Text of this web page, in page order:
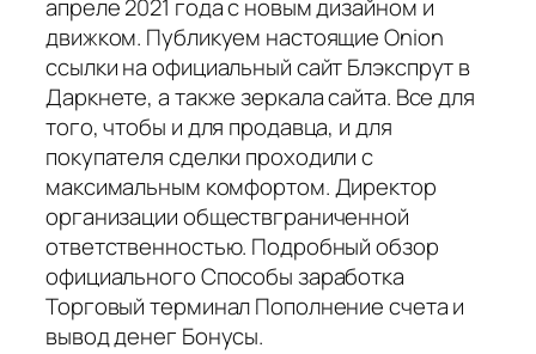
апреле 2021 года с новым дизайном и
движком. Публикуем настоящие Onion
ссылки на официальный сайт Блэкспрут в
Даркнете, а также зеркала сайта. Все для
того, чтобы и для продавца, и для
покупателя сделки проходили с
максимальным комфортом. Директор
организации обществграниченной
ответственностью. Подробный обзор
официального Способы заработка
Торговый терминал Пополнение счета и
вывод денег Бонусы.